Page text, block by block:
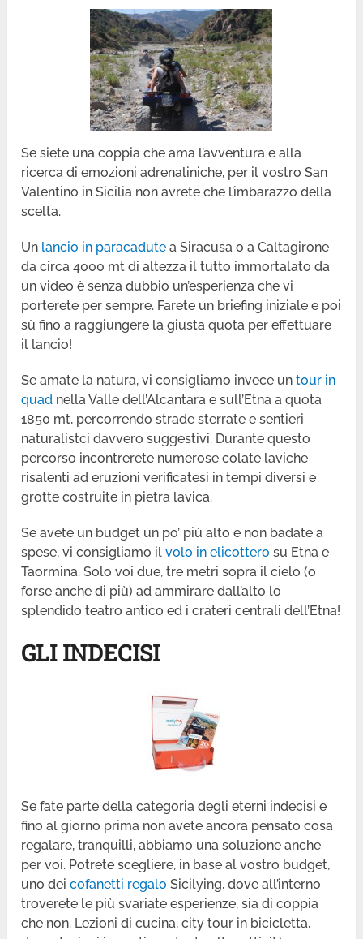
Se siete una coppia che ama l’avventura e alla
ricerca di emozioni adrenaliniche, per il vostro San
Valentino in Sicilia non avrete che l’imbarazzo della
scelta.
Un lancio in paracadute a Siracusa o a Caltagirone
da circa 4000 mt di altezza il tutto immortalato da
un video è senza dubbio un’esperienza che vi
porterete per sempre. Farete un briefing iniziale e poi
sù fino a raggiungere la giusta quota per effettuare
il lancio!
Se amate la natura, vi consigliamo invece untour in
quad nella Valle dell’Alcantara e sull’Etna a quota
1850 mt, percorrendo strade sterrate e sentieri
naturalistci davvero suggestivi. Durante questo
percorso incontrerete numerose colate laviche
risalenti ad eruzioni verificatesi in tempi diversi e
grotte costruite in pietra lavica.
Se avete un budget un po’ più alto e non badate a
spese, vi consigliamo ilvolo in elicottero su Etna e
Taormina. Solo voi due, tre metri sopra il cielo (o
forse anche di più) ad ammirare dall’alto lo
splendido teatro antico ed i crateri centrali dell’Etna!
GLI INDECISI
Se fate parte della categoria degli eterni indecisi e
fino al giorno prima non avete ancora pensato cosa
regalare, tranquilli, abbiamo una soluzione anche
per voi. Potrete scegliere, in base al vostro budget,
uno deicofanetti regalo Sicilying, dove all’interno
troverete le più svariate esperienze, sia di coppia
che non. Lezioni di cucina, city tour in bicicletta,